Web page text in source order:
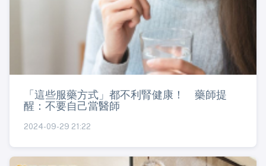
「這些服藥方式」都不利腎健康！ 藥師提
醒：不要自己當醫師
2024-09-29 21:22